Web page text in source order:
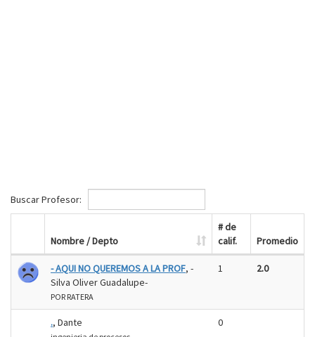
Buscar Profesor:
Nombre / Depto
# de
calif.
Promedio
- AQUI NO QUEREMOS A LA PROF, -
Silva Oliver Guadalupe-
POR RATERA
1 2.0
., Dante 0